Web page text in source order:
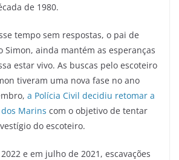
de 1980.
tempo sem respostas, o pai de
Simon, ainda mantém as esperanças
estar vivo. As buscas pelo escoteiro
tiveram uma nova fase no ano
a Polícia Civil decidiu retomar a
Marins com o objetivo de tentar
do escoteiro.
e em julho de 2021, escavações